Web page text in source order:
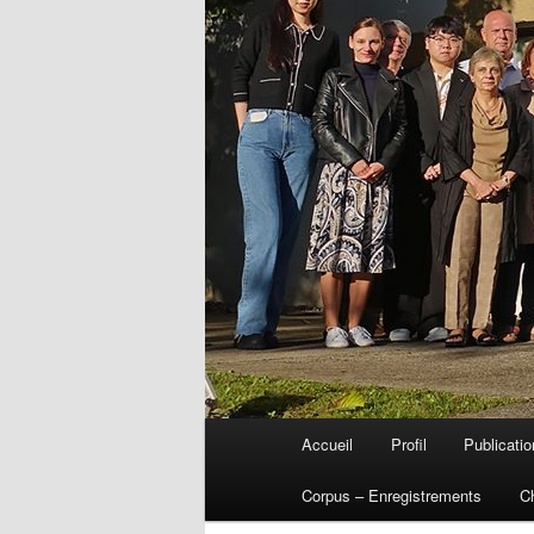
Aller
au
Accueil Profil
Corpus – Enregistrements